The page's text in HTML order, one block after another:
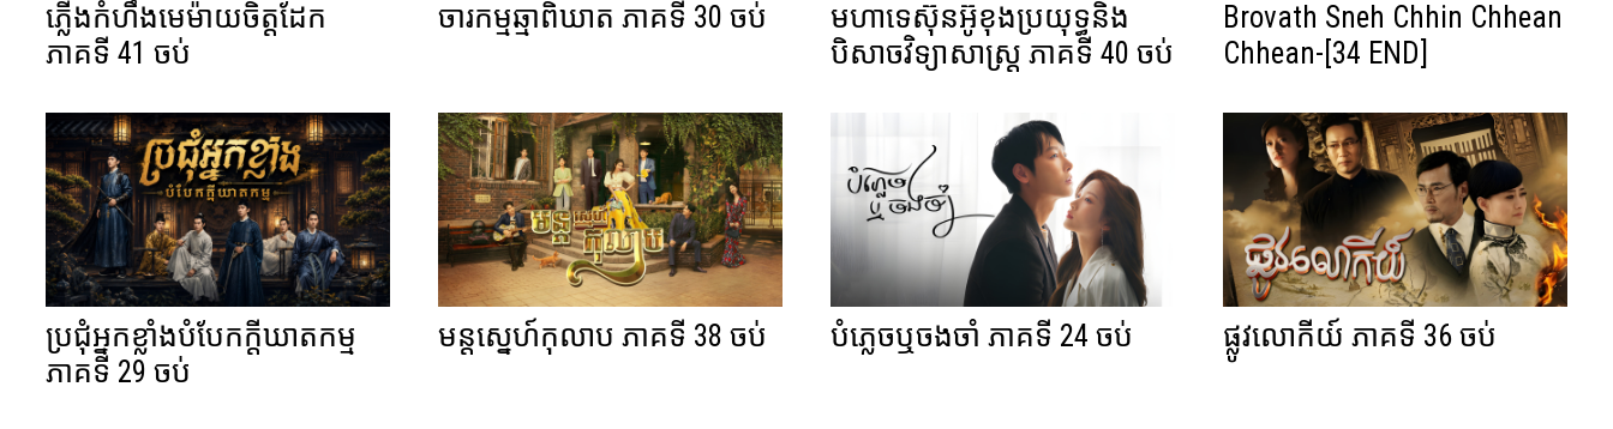
ភ្លើងកំហឹងមេម៉ាយចិត្តដែក
ភាគទី 41 ចប់
ចារកម្មឆ្មាពិឃាត ភាគទី 30 ចប់
មហាទេស៊ុនអ៊ូខុងប្រយុទ្ធនិង
បិសាចវិទ្យាសាស្ត្រ ភាគទី 40 ចប់
Brovath Sneh Chhin Chhean
Chhean-[34 END]
ប្រជុំអ្នកខ្លាំងបំបែកក្តីឃាតកម្ម
ភាគទី 29 ចប់
មន្តស្នេហ៍កុលាប ភាគទី 38 ចប់ បំភ្លេចឬចងចាំ ភាគទី 24 ចប់ ផ្លូវលោកីយ៍ ភាគទី 36 ចប់